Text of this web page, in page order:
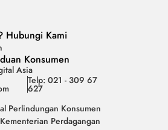
Hubungi Kami
Konsumen
Asia
Telp: 021 - 309 67
627
Perlindungan Konsumen
Perdagangan